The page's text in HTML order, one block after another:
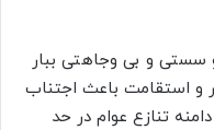
سستی و بی وجاهتی ببار
و استقامت باعث اجتناب
تنازع عوام در حد